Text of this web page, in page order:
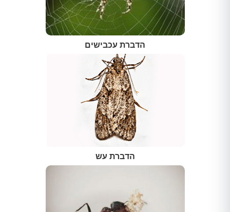
הדברת עכבישים
הדברת עש